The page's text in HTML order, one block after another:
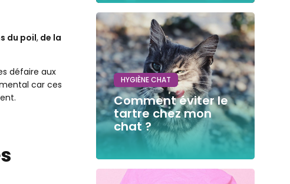
du poil, de la
défaire aux
car ces
HYGIÈNE CHAT
Comment éviter le
tartre chez mon
chat ?